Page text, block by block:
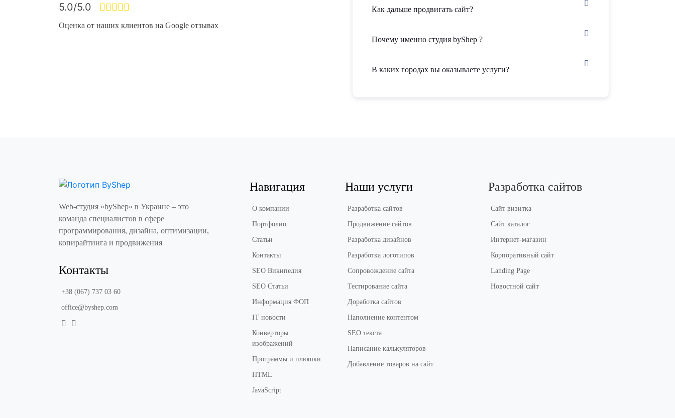
5.0/5.0
Оценка от наших клиентов на Google отзывах
Как дальше продвигать сайт?
Почему именно студия byShep ?
В каких городах вы оказываете услуги?
Web-студия «byShep» в Украине – это
команда специалистов в сфере
программирования, дизайна, оптимизации,
копирайтинга и продвижения
Контакты
+38 (067) 737 03 60
office@byshep.com
Навигация
О компании
Портфолио
Статьи
Контакты
SEO Википедия
SEO Статьи
Информация ФОП
IT новости
Конверторы
изображений
Программы и плюшки
HTML
JavaScript
Наши услуги
Разработка сайтов
Продвижение сайтов
Разработка дизайнов
Разработка логотипов
Сопровождение сайта
Тестирование сайта
Доработка сайтов
Наполнение контентом
SEO текста
Написание калькуляторов
Добавление товаров на сайт
Разработка сайтов
Сайт визитка
Сайт каталог
Интернет-магазин
Корпоративный сайт
Landing Page
Новостной сайт